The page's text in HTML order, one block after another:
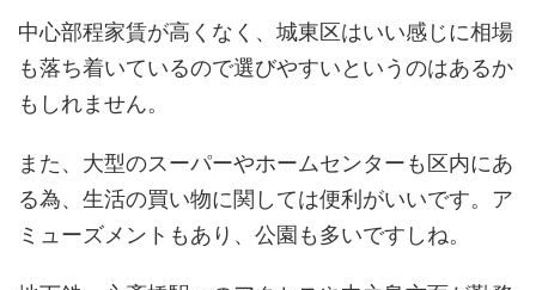
中心部程家賃が高くなく、城東区はいい感じに相場
も落ち着いているので選びやすいというのはあるか
もしれません。
また、大型のスーパーやホームセンターも区内にあ
る為、生活の買い物に関しては便利がいいです。ア
ミューズメントもあり、公園も多いですしね。